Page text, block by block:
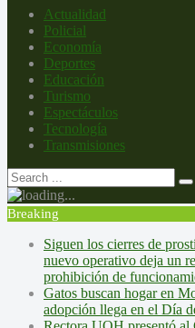
Actualidad
Policial
Economía
Deportes
Educación
Turismo
Espectáculos
Tecnología
Transmisiones
Breaking
Siguen los cierres de
nuevo operativo deja un
prohibición de
Gatos buscan hogar en
adopción llega en el Día